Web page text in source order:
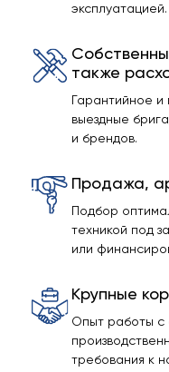
эксплуатацией.
также
Гарантийное и
выездные
и брендов.
Продажа,
Подбор
техникой под
или
Крупные
Опыт работы с
требования к